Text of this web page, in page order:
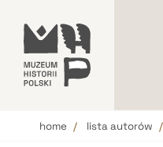
home lista autorów